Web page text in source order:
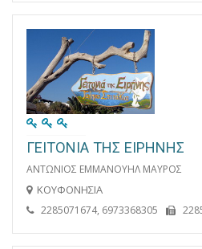
ΓΕΙΤΟΝΙΑ ΤΗΣ ΕΙΡΗΝΗΣ
ΑΝΤΩΝΙΟΣ ΕΜΜΑΝΟΥΗΛ ΜΑΥΡΟΣ
ΚΟΥΦΟΝΗΣΙΑ
2285071674, 6973368305